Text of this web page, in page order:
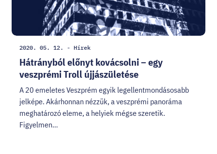
Hátrányból előnyt kovácsolni – egy
veszprémi Troll újjászületése
Létrehozás
2020. 05. 12. - Kategória:
Hírek
A 20 emeletes Veszprém egyik legellentmondásosabb
jelképe. Akárhonnan nézzük, a veszprémi panoráma
meghatározó eleme, a helyiek mégse szeretik.
Figyelmen…